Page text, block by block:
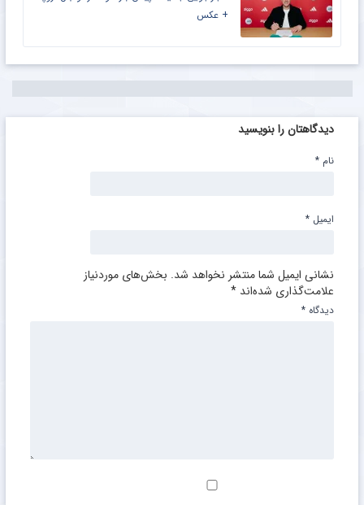
+ عکس
دیدگاهتان را بنویسید
نشانی ایمیل شما منتشر نخواهد شد. بخش‌های موردنیاز
علامت‌گذاری شده‌اند *
دیدگاه *
نام *
ایمیل *